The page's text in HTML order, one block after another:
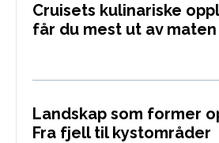
Cruisets kulinariske
får du mest ut av
Landskap som former
Fra fjell til kystområder